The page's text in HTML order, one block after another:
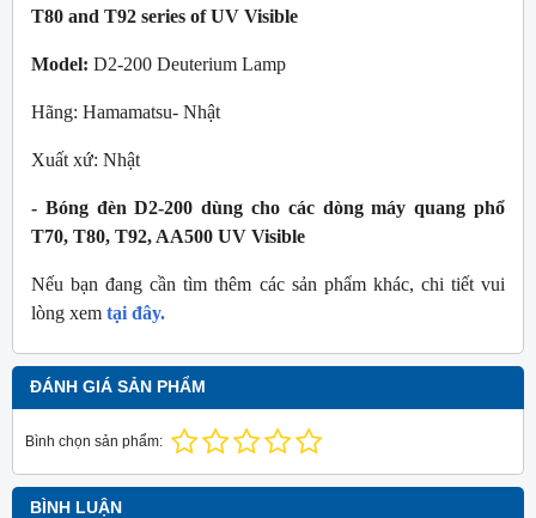
T80 and T92 series of UV Visible
Model: D2-200 Deuterium Lamp
Hãng: Hamamatsu- Nhật
Xuất xứ: Nhật
- Bóng đèn D2-200 dùng cho các dòng máy quang phổ
T70, T80, T92, AA500 UV Visible
Nếu bạn đang cần tìm thêm các sản phẩm khác, chi tiết vui
lòng xem tại đây.
ĐÁNH GIÁ SẢN PHẨM
Bình chọn sản phẩm:
BÌNH LUẬN